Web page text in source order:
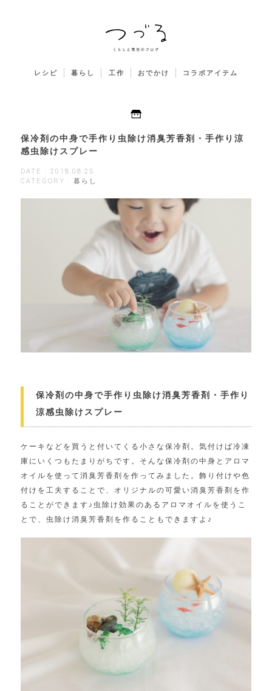
レシピ 暮らし 工作 おでかけ コラボアイテム
保冷剤の中身で手作り虫除け消臭芳香剤・手作り涼
感虫除けスプレー
DATE : 2018.08.25
CATEGORY : 暮らし
保冷剤の中身で手作り虫除け消臭芳香剤・手作り
涼感虫除けスプレー
ケーキなどを買うと付いてくる小さな保冷剤。 気付けば冷凍
庫にいくつもたまりがちです。
そんな保冷剤の中身とアロマ
オイルを使って消臭芳香剤を作ってみ ました。飾り付けや色
付けを工夫することで、オリジナルの可愛い消臭芳香剤を作
ることができます♪虫除け効果のあるアロマオイルを使うこ
とで、虫除け消臭芳香剤を作ることもできますよ♪